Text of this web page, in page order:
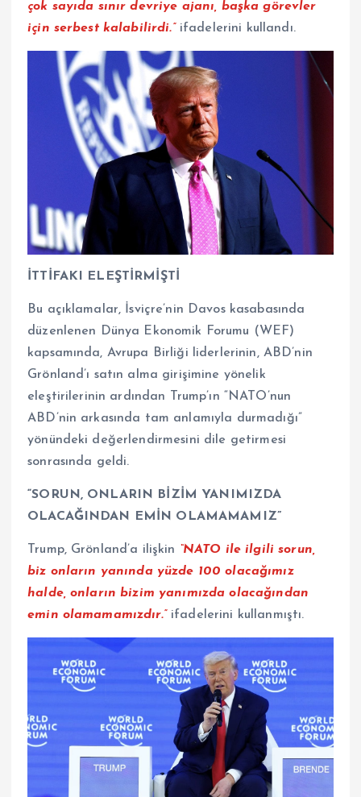
çok sayıda sınır devriye ajanı, başka görevler
için serbest kalabilirdi.” ifadelerini kullandı.
İTTİFAKI ELEŞTİRMİŞTİ
Bu açıklamalar, İsviçre’nin Davos kasabasında
düzenlenen Dünya Ekonomik Forumu (WEF)
kapsamında, Avrupa Birliği liderlerinin, ABD’nin
Grönland’ı satın alma girişimine yönelik
eleştirilerinin ardından Trump’ın “NATO’nun
ABD’nin arkasında tam anlamıyla durmadığı”
yönündeki değerlendirmesini dile getirmesi
sonrasında geldi.
“SORUN, ONLARIN BİZİM YANIMIZDA
OLACAĞINDAN EMİN OLAMAMAMIZ”
Trump, Grönland’a ilişkin “NATO ile ilgili sorun,
biz onların yanında yüzde 100 olacağımız
halde, onların bizim yanımızda olacağından
emin olamamamızdır.”ifadelerini kullanmıştı.